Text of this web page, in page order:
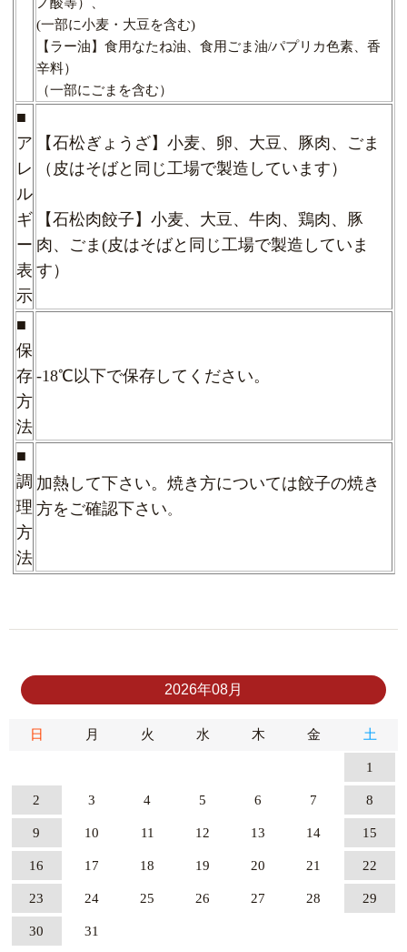
(一部に小麦・大豆を含む)
【ラー油】食用なたね油、食用ごま油/パプリカ色素、香
辛料）
（一部にごまを含む）
■
ア
レ
ル
ギ
ー
表
示
【石松ぎょうざ】小麦、卵、大豆、豚肉、ごま
（皮はそばと同じ工場で製造しています）
【石松肉餃子】小麦、大豆、牛肉、鶏肉、豚
肉、ごま(皮はそばと同じ工場で製造していま
す）
■
保
存
方
法
-18℃以下で保存してください。
■
調
理
方
法
加熱して下さい。焼き方については餃子の焼き
方をご確認下さい。
2026年08月
日 月 火 水 木 金 土
1
2 3 4 5 6 7 8
9 10 11 12 13 14 15
16 17 18 19 20 21 22
23 24 25 26 27 28 29
30 31